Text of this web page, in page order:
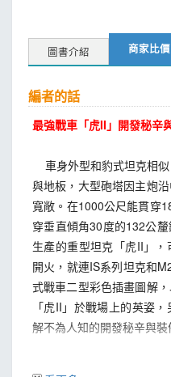
圖書介紹 商家比價
編者的話
最強戰車「虎II 」開發秘辛
車身外型和豹式坦克相
與地板，大型砲塔因主炮
寬敞。在1000公尺能貫穿
穿垂直傾角30度的132公
生產的重型坦克「虎II」
開火，就連IS系列坦克和
式戰車二型彩色插畫圖解
「虎II」於戰場上的英姿
解不為人知的開發秘辛與裝